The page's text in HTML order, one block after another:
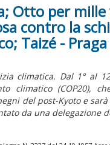
Otto per
contro la
Taizé - Praga
climatica. Dal 1° al
climatico (COP20),
del post-Kyoto e
da una delegazione